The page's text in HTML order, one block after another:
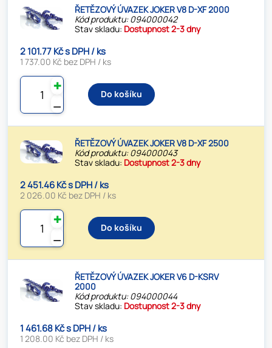
ŘETĚZOVÝ ÚVAZEK JOKER V8 D-XF 2000
Kód produktu: 094000042
Stav skladu: Dostupnost 2-3 dny
2 101.77 Kč s DPH / ks
1 737.00 Kč bez DPH / ks
⚊
✚
Do košíku
ŘETĚZOVÝ ÚVAZEK JOKER V8 D-XF 2500
Kód produktu: 094000043
Stav skladu: Dostupnost 2-3 dny
2 451.46 Kč s DPH / ks
2 026.00 Kč bez DPH / ks
⚊
✚
Do košíku
ŘETĚZOVÝ ÚVAZEK JOKER V6 D-KSRV
2000
Kód produktu: 094000044
Stav skladu: Dostupnost 2-3 dny
1 461.68 Kč s DPH / ks
1 208.00 Kč bez DPH / ks